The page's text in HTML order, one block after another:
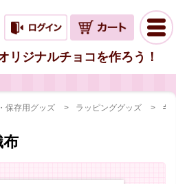
リジナルチョコを作ろう！
保存用グッズ ラッピンググッズ ギ